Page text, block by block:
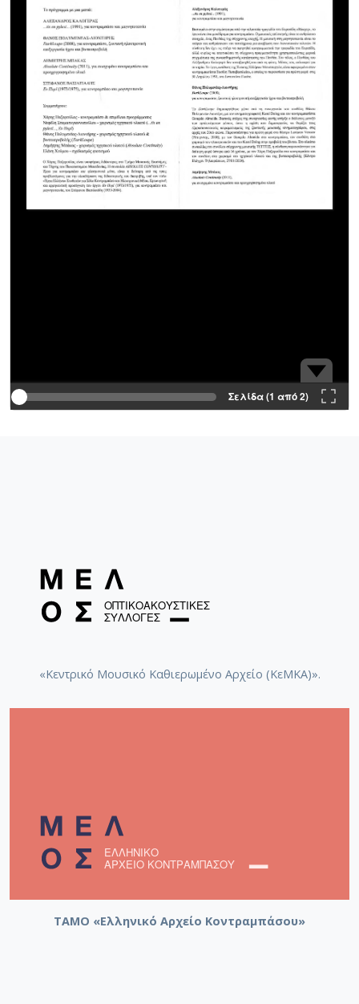
Νεφέλη Σταματογιαννοπούλου – χειρισμός ηχητικού
υλικού (“…tis en pylesi…”, “Εν Πυρί”)
Θάνος Πολυμενέας-Λιοντήρης – χειρισμός ηχητικού
υλικού και βιντεοπροβολής (“DarkLoupe”)
Δημήτρης Μπάκας – χειρισμός ηχητικού υλικού
(“Absolute Continuity”)
Ελένη Χούμου – σχεδιασμός φωτισμού
Ο Χάρης Παζαρούλας είναι υποψήφιος διδάκτορας
στο Τμήμα Μουσικής Επιστήμης και Τέχνης του
Σελίδα (1 από 2)
«Κεντρικό Μουσικό Καθιερωμένο Αρχείο (ΚεΜΚΑ)».
ΤΑΜΟ «Ελληνικό Αρχείο Κοντραμπάσου»